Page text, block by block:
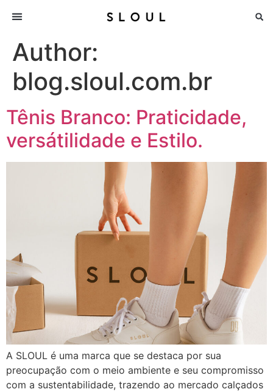
Author:
blog.sloul.com.br
Tênis Branco: Praticidade,
versátilidade e Estilo.
A SLOUL é uma marca que se destaca por sua
preocupação com o meio ambiente e seu compromisso
com a sustentabilidade, trazendo ao mercado calçados